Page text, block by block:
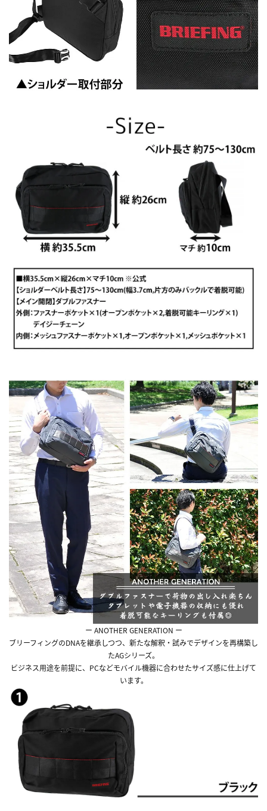
ー ANOTHER GENERATION ー
ブリーフィングのDNAを継承しつつ、新たな解釈・試みでデザインを再構築し
たAGシリーズ。
ビジネス用途を前提に、PCなどモバイル機器に合わせたサイズ感に仕上げて
います。